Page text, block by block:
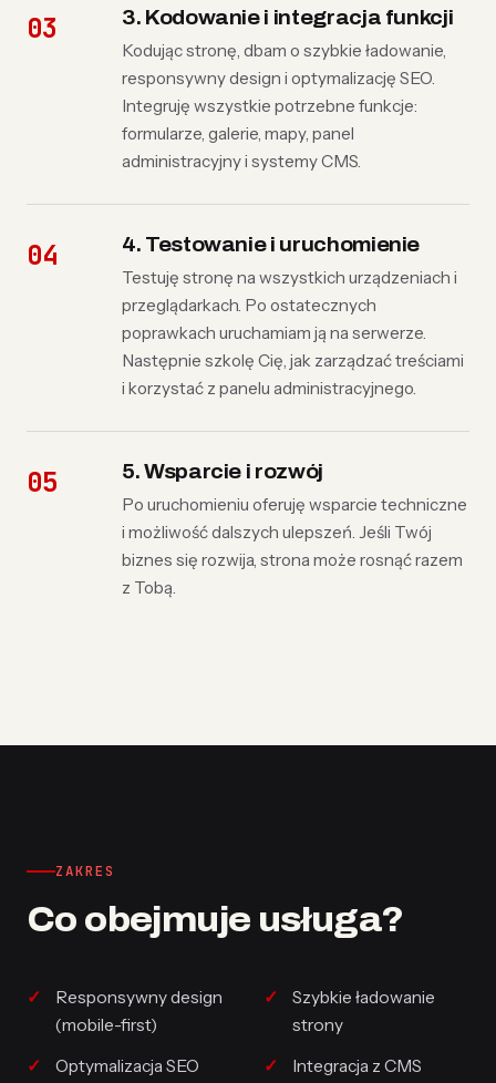
3. Kodowanie i integracja funkcji
Kodując stronę, dbam o szybkie ładowanie,
responsywny design i optymalizację SEO.
Integruję wszystkie potrzebne funkcje:
formularze, galerie, mapy, panel
administracyjny i systemy CMS.
4. Testowanie i uruchomienie
Testuję stronę na wszystkich urządzeniach i
przeglądarkach. Po ostatecznych
poprawkach uruchamiam ją na serwerze.
Następnie szkolę Cię, jak zarządzać treściami
i korzystać z panelu administracyjnego.
5. Wsparcie i rozwój
Po uruchomieniu oferuję wsparcie techniczne
i możliwość dalszych ulepszeń. Jeśli Twój
biznes się rozwija, strona może rosnąć razem
z Tobą.
ZAKRES
Co obejmuje usługa?
Responsywny design
(mobile-first)
Szybkie ładowanie
strony
Optymalizacja SEO
Integracja z CMS